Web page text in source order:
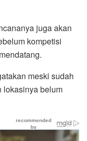
juga akan
kompetisi
meski sudah
lokasinya belum